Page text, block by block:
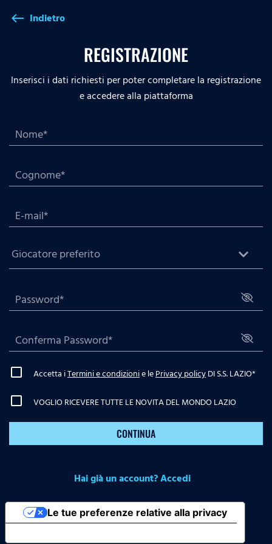
west Indietro
REGISTRAZIONE
Inserisci i dati richiesti per poter completare la registrazione
e accedere alla piattaforma
Accetta iTermini e condizionie lePrivacy policyDI S.S. LAZIO*
VOGLIO RICEVERE TUTTE LE NOVITA DEL MONDO LAZIO
CONTINUA
Hai già un account? Accedi
Le tue preferenze relative alla privacy